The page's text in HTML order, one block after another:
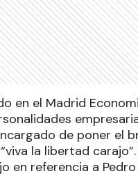
en el Madrid
de poner el
la libertad
en referencia a Pedro